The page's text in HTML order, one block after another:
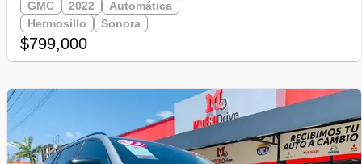
GMC 2022
Automática
Hermosillo
Sonora
$799,000